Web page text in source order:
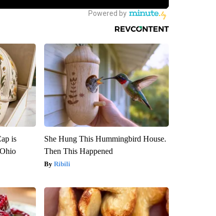
is
She Hung This Hummingbird House.
Then This Happened
Ribili